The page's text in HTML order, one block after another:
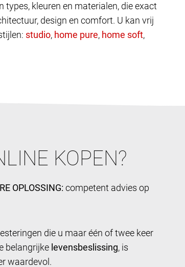
types, kleuren en materialen, die exact
design en comfort. U kan vrij
, ,
,
KOPEN?
OPLOSSING: competent advies op
die u maar één of twee keer
belangrijke levensbeslissing, is
waardevol.